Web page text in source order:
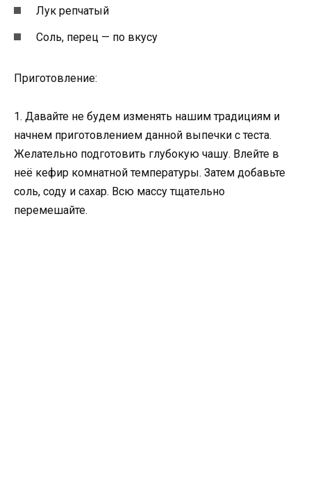
Лук репчатый
Соль, перец — по вкусу
Приготовление:
1. Давайте не будем изменять нашим традициям и
начнем приготовлением данной выпечки с теста.
Желательно подготовить глубокую чашу. Влейте в
неё кефир комнатной температуры. Затем добавьте
соль, соду и сахар. Всю массу тщательно
перемешайте.